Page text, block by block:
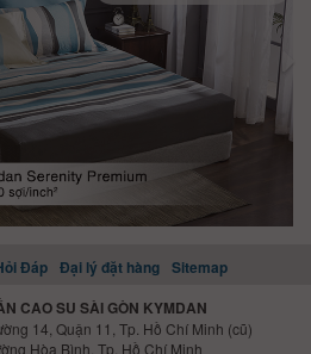
Đáp Đại lý đặt hàng Sitemap
CAO SU SÀI GÒN KYMDAN
14, Quận 11, Tp. Hồ Chí Minh (cũ)
Hòa Bình, Tp. Hồ Chí Minh